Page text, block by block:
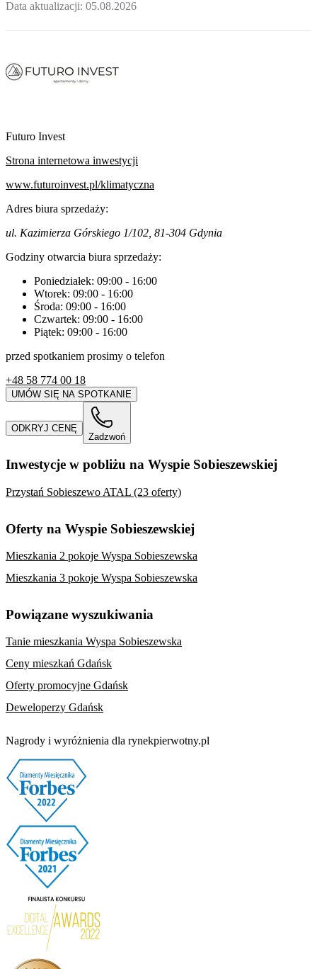
Data aktualizacji: 05.08.2026
Futuro Invest
Strona internetowa inwestycji
www.futuroinvest.pl/klimatyczna
Adres biura sprzedaży:
ul. Kazimierza Górskiego 1/102, 81-304 Gdynia
Godziny otwarcia biura sprzedaży:
Poniedziałek: 09:00 - 16:00
Wtorek: 09:00 - 16:00
Środa: 09:00 - 16:00
Czwartek: 09:00 - 16:00
Piątek: 09:00 - 16:00
przed spotkaniem prosimy o telefon
+48 58 774 00 18
UMÓW SIĘ NA SPOTKANIE
ODKRYJ CENĘ
Zadzwoń
Inwestycje w pobliżu na Wyspie Sobieszewskiej
Przystań Sobieszewo ATAL (23 oferty)
Oferty na Wyspie Sobieszewskiej
Mieszkania 2 pokoje Wyspa Sobieszewska
Mieszkania 3 pokoje Wyspa Sobieszewska
Powiązane wyszukiwania
Tanie mieszkania Wyspa Sobieszewska
Ceny mieszkań Gdańsk
Oferty promocyjne Gdańsk
Deweloperzy Gdańsk
Nagrody i wyróżnienia dla rynekpierwotny.pl